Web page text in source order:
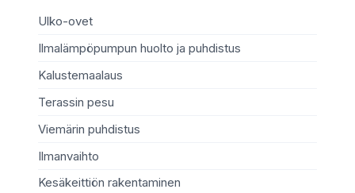
Ulko-ovet
Ilmalämpöpumpun huolto ja puhdistus
Kalustemaalaus
Terassin pesu
Viemärin puhdistus
Ilmanvaihto
Kesäkeittiön rakentaminen